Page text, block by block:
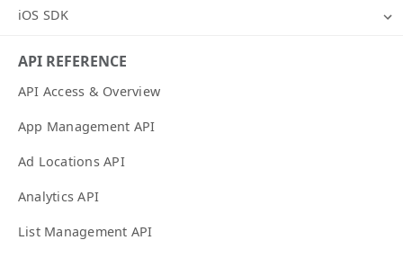
iOS SDK
API REFERENCE
API Access & Overview
App Management API
Ad Locations API
Analytics API
List Management API